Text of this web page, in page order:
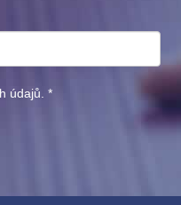
údajů.*